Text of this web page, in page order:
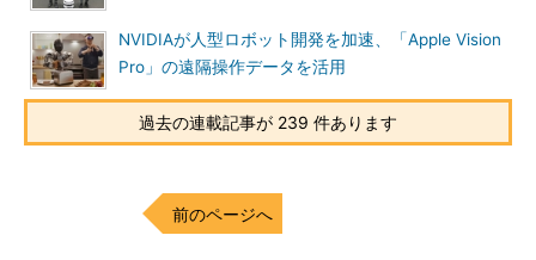
NVIDIAが人型ロボット開発を加速、「Apple Vision
Pro」の遠隔操作データを活用
過去の連載記事が 239 件あります
前のページへ